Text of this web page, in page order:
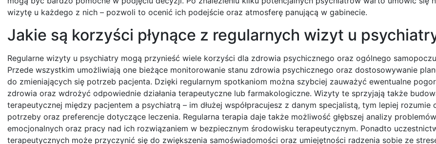
wizytę u każdego z nich – pozwoli to ocenić ich podejście oraz atmosferę panującą w gabinecie.
Jakie są korzyści płynące z regularnych wizyt u
Regularne wizyty u psychiatry mogą przynieść wiele korzyści dla zdrowia psychicznego oraz ogólnego
Przede wszystkim umożliwiają one bieżące monitorowanie stanu zdrowia psychicznego oraz dostosowywanie
do zmieniających się potrzeb pacjenta. Dzięki regularnym spotkaniom można szybciej zauważyć ewentualne
zdrowia oraz wdrożyć odpowiednie działania terapeutyczne lub farmakologiczne. Wizyty te sprzyjają także
terapeutycznej między pacjentem a psychiatrą – im dłużej współpracujesz z danym specjalistą, tym lepiej rozumie
potrzeby oraz preferencje dotyczące leczenia. Regularna terapia daje także możliwość głębszej analizy problemów
emocjonalnych oraz pracy nad ich rozwiązaniem w bezpiecznym środowisku terapeutycznym. Ponadto
terapeutycznych może przyczynić się do zwiększenia samoświadomości oraz umiejętności radzenia sobie ze